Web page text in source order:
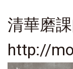
清華磨
http://